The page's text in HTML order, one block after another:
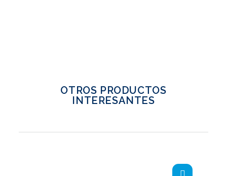
OTROS PRODUCTOS
INTERESANTES